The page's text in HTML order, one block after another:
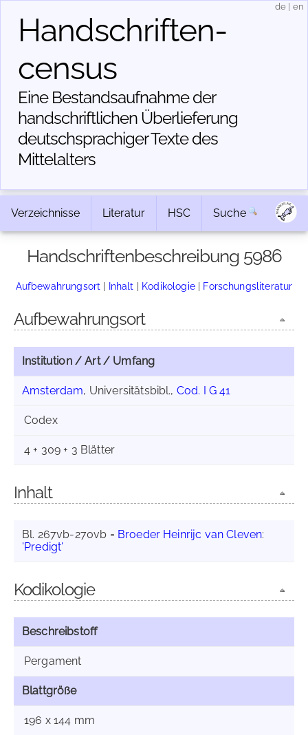
Handschriften­
census
Eine Bestandsaufnahme der
handschriftlichen Über­lieferung
deutschsprachiger Texte des
Mittelalters
de en
Verzeichnisse Literatur HSC Suche
Handschriftenbeschreibung 5986
Aufbewahrungsort | Inhalt | Kodikologie| Forschungsliteratur
Aufbewahrungsort
Institution / Art / Umfang
Amsterdam, Universitätsbibl., Cod. I G 41
Codex
4 + 309 + 3 Blätter
Inhalt
Bl. 267vb-270vb = Broeder Heinrijc van Cleven:
'Predigt'
Kodikologie
Beschreibstoff
Pergament
Blattgröße
196 x 144 mm